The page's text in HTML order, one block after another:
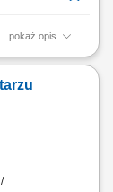
pokaż opis
na
kontroli nad